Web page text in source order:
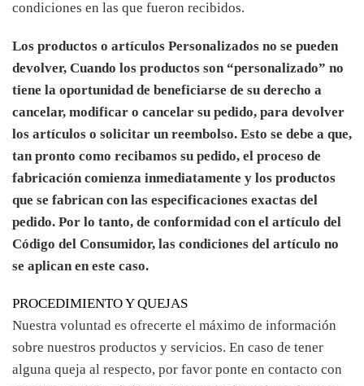
condiciones en las que fueron recibidos.
Los productos o artículos Personalizados no se pueden
devolver, Cuando los productos son “personalizado” no
tiene la oportunidad de beneficiarse de su derecho a
cancelar, modificar o cancelar su pedido, para devolver
los artículos o solicitar un reembolso. Esto se debe a que,
tan pronto como recibamos su pedido, el proceso de
fabricación comienza inmediatamente y los productos
que se fabrican con las especificaciones exactas del
pedido. Por lo tanto, de conformidad con el artículo del
Código del Consumidor, las condiciones del artículo no
se aplican en este caso.
PROCEDIMIENTO Y QUEJAS
Nuestra voluntad es ofrecerte el máximo de información
sobre nuestros productos y servicios. En caso de tener
alguna queja al respecto, por favor ponte en contacto con